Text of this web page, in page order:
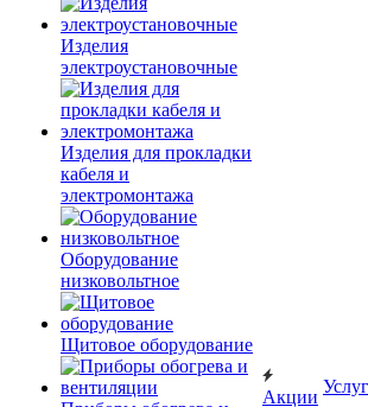
Изделия
электроустановочные
Изделия для прокладки
кабеля и
электромонтажа
Оборудование
низковольтное
Щитовое оборудование
Акции